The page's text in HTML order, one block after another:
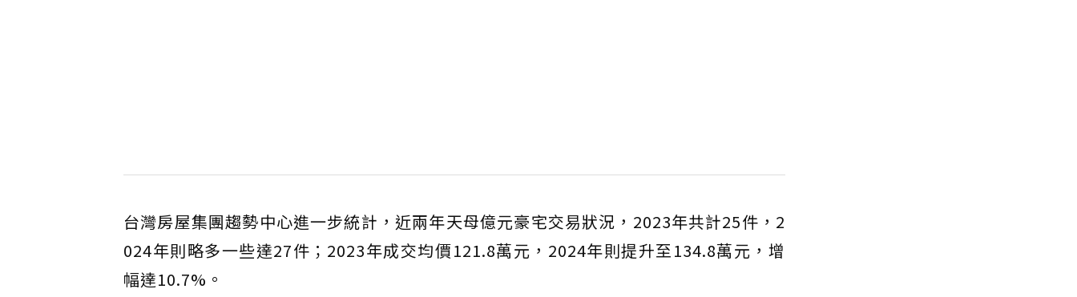
台灣房屋集團趨勢中心進一步統計，近兩年天母億元豪宅交易狀況，2023年共計25件，2
024年則略多一些達27件；2023年成交均價121.8萬元，2024年則提升至134.8萬元，增
幅達10.7%。